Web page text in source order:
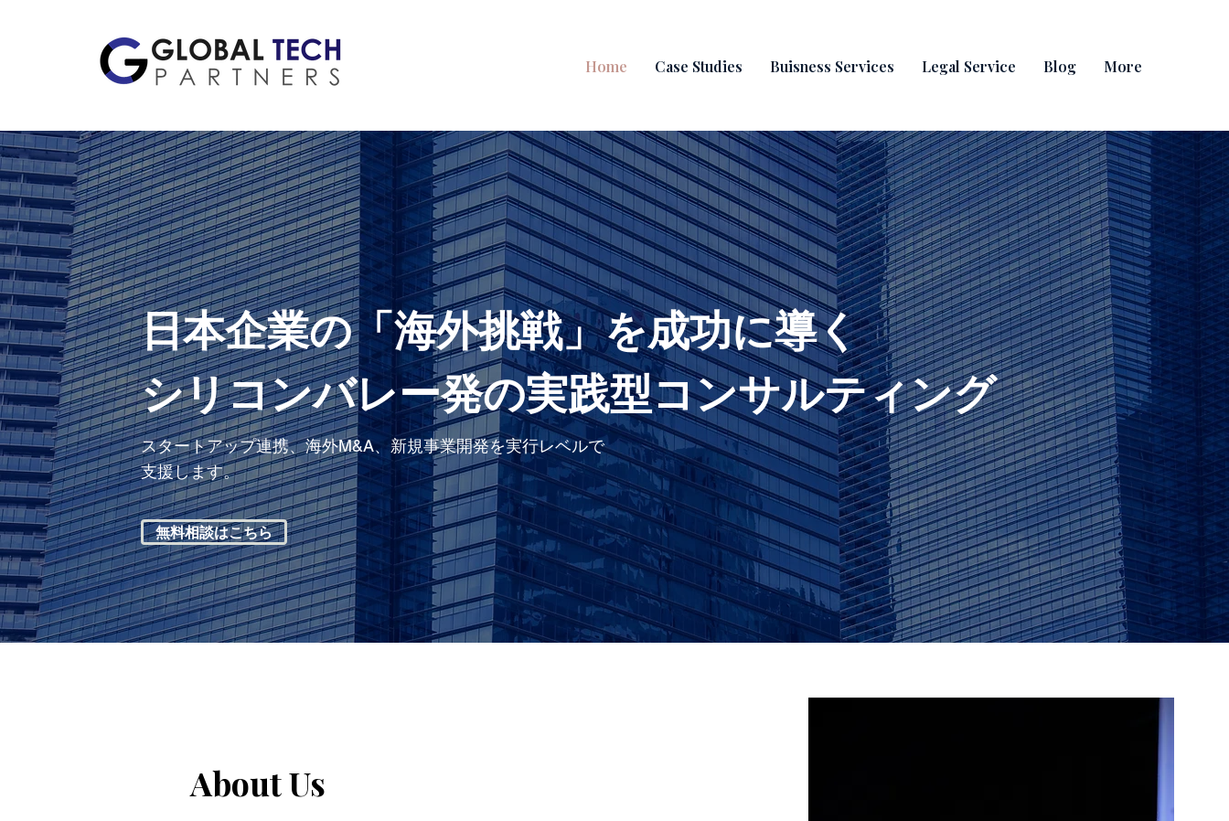
Business Consultants
Home Case Studies Buisness Services Legal Service Blog More
日本企業の「海外挑戦」を成功に導く
シリコンバレー発の実践型コンサルティング
スタートアップ連携、海外M&A、新規事業開発を実行レベルで
支援します。
無料相談はこちら
About Us